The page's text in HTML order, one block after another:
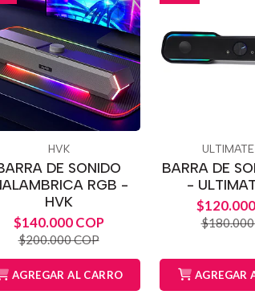
HVK
DE SONIDO
RGB -
HVK
$140.000 COP
$200.000 COP
AGREGAR AL CARRO
BARRA DE
-
$180.000
AGREGAR